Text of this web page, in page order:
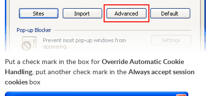
Put a check mark in the box for Override Automatic Cookie
Handling, put another check mark in the Always accept session
cookies box